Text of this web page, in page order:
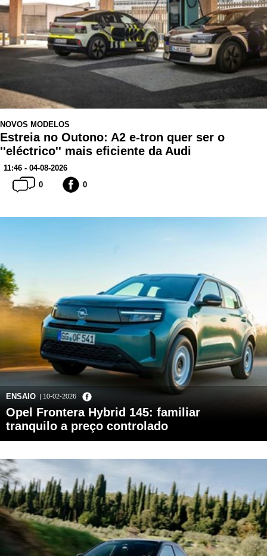
NOVOS MODELOS
Estreia no Outono: A2 e-tron quer ser o
''eléctrico'' mais eficiente da Audi
11:46 - 04-08-2026
0
0
ENSAIO | 10-02-2026
Opel Frontera Hybrid 145: familiar
tranquilo a preço controlado